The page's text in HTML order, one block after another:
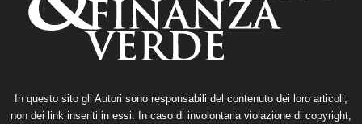
In questo sito gli Autori sono responsabili del contenuto dei loro articoli,
non dei link inseriti in essi. In caso di involontaria violazione di copyright,